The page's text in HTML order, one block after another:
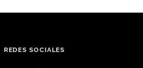
REDES SOCIALES